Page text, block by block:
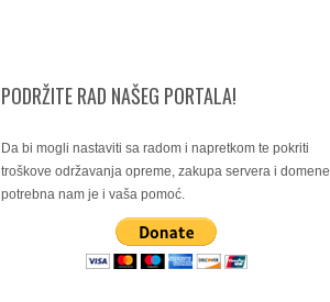
PODRŽITE RAD NAŠEG PORTALA!
Da bi mogli nastaviti sa radom i napretkom te pokriti
troškove održavanja opreme, zakupa servera i domene
potrebna nam je i vaša pomoć.